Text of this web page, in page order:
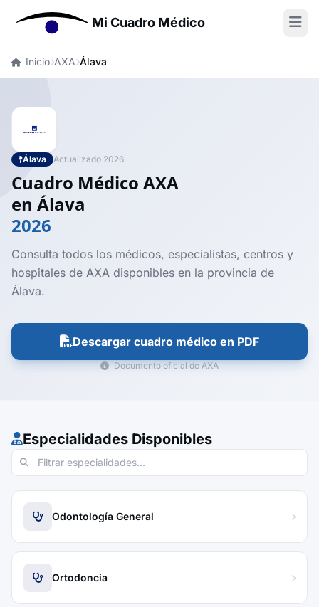
Mi Cuadro Médico
Inicio AXA Álava
Álava Actualizado 2026
Cuadro Médico AXA
en Álava
2026
Consulta todos los médicos, especialistas, centros y
hospitales de AXA disponibles en la provincia de
Álava.
Descargar cuadro médico en PDF
Documento oficial de AXA
Especialidades Disponibles
Odontología General
Ortodoncia